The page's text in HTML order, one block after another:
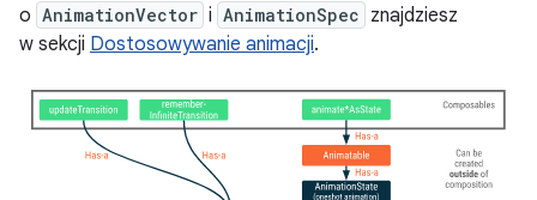
o AnimationVector i AnimationSpec znajdziesz
w sekcji Dostosowywanie animacji.